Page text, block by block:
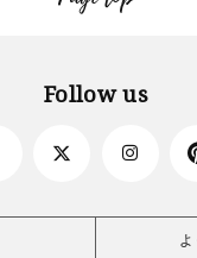
Follow us
よ